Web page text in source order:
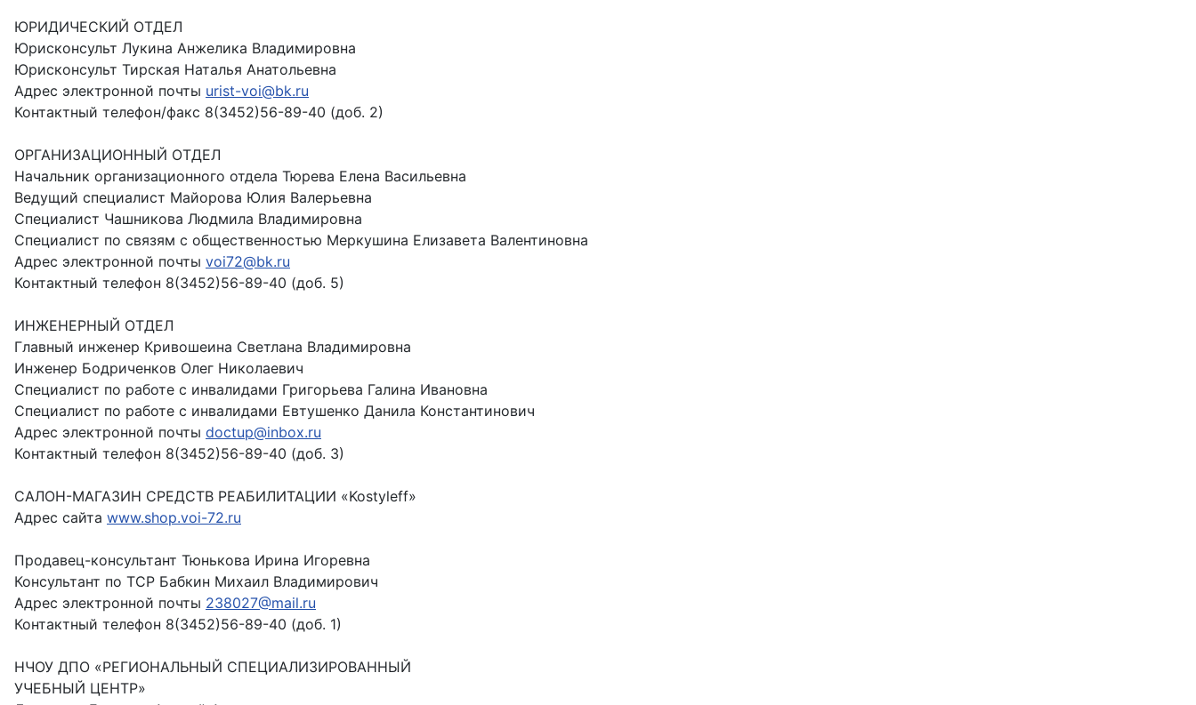
ЮРИДИЧЕСКИЙ ОТДЕЛ
Юрисконсульт Лукина Анжелика Владимировна
Юрисконсульт Тирская Наталья Анатольевна
Адрес электронной почты urist-voi@bk.ru
Контактный телефон/факс 8(3452)56-89-40 (доб. 2)
ОРГАНИЗАЦИОННЫЙ ОТДЕЛ
Начальник организационного отдела Тюрева Елена Васильевна
Ведущий специалист Майорова Юлия Валерьевна
Специалист Чашникова Людмила Владимировна
Специалист по связям с общественностью Меркушина Елизавета Валентиновна
Адрес электронной почты voi72@bk.ru
Контактный телефон 8(3452)56-89-40 (доб. 5)
ИНЖЕНЕРНЫЙ ОТДЕЛ
Главный инженер Кривошеина Светлана Владимировна
Инженер Бодриченков Олег Николаевич
Специалист по работе с инвалидами Григорьева Галина Ивановна
Специалист по работе с инвалидами Евтушенко Данила Константинович
Адрес электронной почты doctup@inbox.ru
Контактный телефон 8(3452)56-89-40 (доб. 3)
САЛОН-МАГАЗИН СРЕДСТВ РЕАБИЛИТАЦИИ «Kostyleff»
Адрес сайта www.shop.voi-72.ru
Продавец-консультант Тюнькова Ирина Игоревна
Консультант по ТСР Бабкин Михаил Владимирович
Адрес электронной почты 238027@mail.ru
Контактный телефон 8(3452)56-89-40 (доб. 1)
НЧОУ ДПО «РЕГИОНАЛЬНЫЙ СПЕЦИАЛИЗИРОВАННЫЙ
УЧЕБНЫЙ ЦЕНТР»